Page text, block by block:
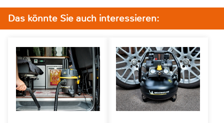
Das könnte Sie auch interessieren: